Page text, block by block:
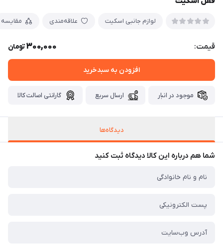
لوازم جانبی اسکیت علاقه‌مندی مقایسه
قیمت: 300,000تومان
افزودن به سبدخرید
موجود در انبار ارسال سریع گارانتی اصالت کالا
دیدگاه‌ها
شما هم درباره این کالا دیدگاه ثبت کنید